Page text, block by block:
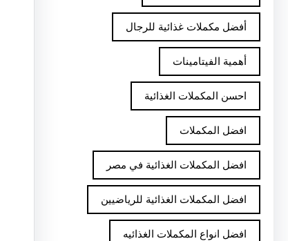
أفضل مكملات غذائية للرجال
أهمية الفيتامينات
احسن المكملات الغذائية
افضل المكملات
افضل المكملات الغذائية في مصر
افضل المكملات الغذائية للرياضيين
افضل انواع المكملات الغذائيه